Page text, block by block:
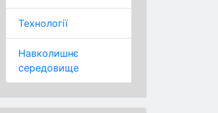
Технології
Навколишнє
середовище